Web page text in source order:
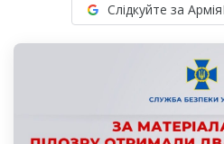
Слідкуйте за